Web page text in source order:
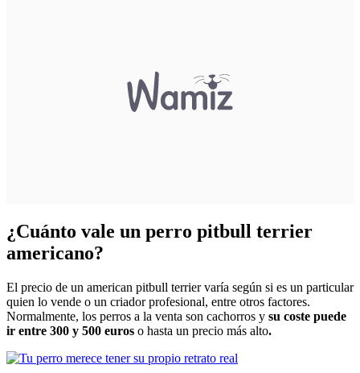
¿Cuánto vale un perro pitbull terrier
americano?
El precio de un american pitbull terrier varía según si es un particular
quien lo vende o un criador profesional, entre otros factores.
Normalmente, los perros a la venta son cachorros y su coste puede
ir entre 300 y 500 euros o hasta un precio más alto.